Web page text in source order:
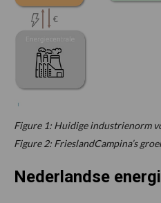
Figure 1: Huidige industrienorm
Figure 2: FrieslandCampina’s
Nederlandse